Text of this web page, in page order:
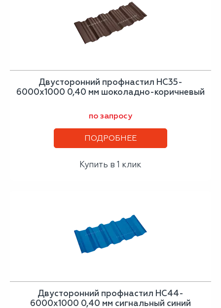
Двусторонний профнастил НС35-
6000х1000 0,40 мм шоколадно-коричневый
по запросу
ПОДРОБНЕЕ
Купить в 1 клик
Двусторонний профнастил НС44-
6000х1000 0,40 мм сигнальный синий